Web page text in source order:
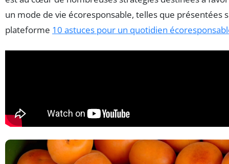
un mode de vie écoresponsable, telles que présentées
plateforme 10 astuces pour un quotidien